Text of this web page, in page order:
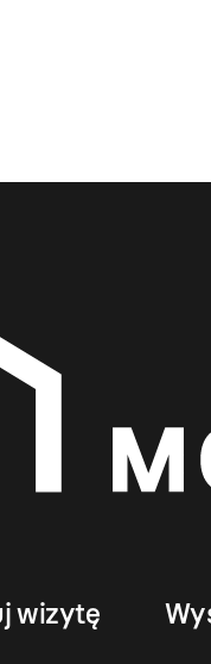
wizytę